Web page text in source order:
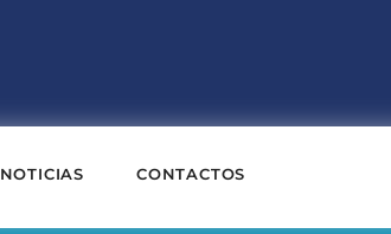
NOTICIAS CONTACTOS